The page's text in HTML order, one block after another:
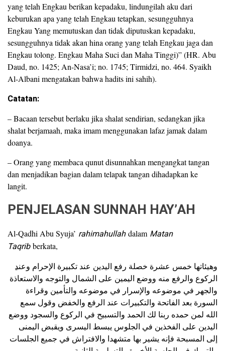
yang telah Engkau berikan kepadaku, lindungilah aku dari
keburukan apa yang telah Engkau tetapkan, sesungguhnya
Engkau Yang memutuskan dan tidak diputuskan kepadaku,
sesungguhnya tidak akan hina orang yang telah Engkau jaga dan
Engkau tolong. Engkau Maha Suci dan Maha Tinggi)” (HR. Abu
Daud, no. 1425; An-Nasa’i; no. 1745; Tirmidzi, no. 464. Syaikh
Al-Albani mengatakan bahwa hadits ini sahih).
Catatan:
– Bacaan tersebut berlaku jika shalat sendirian, sedangkan jika
shalat berjamaah, maka imam menggunakan lafaz jamak dalam
doanya.
– Orang yang membaca qunut disunnahkan mengangkat tangan
dan menjadikan bagian dalam telapak tangan dihadapkan ke
langit.
PENJELASAN SUNNAH HAY’AH
Al-Qadhi Abu Syuja’ rahimahullahdalam Matan
Taqribberkata,